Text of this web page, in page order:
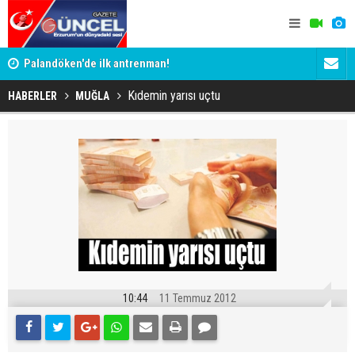
Palandöken'de ilk antrenman! Kaptan
HABERLER MUĞLA Kıdemin yarısı uçtu
10:44 11 Temmuz 2012